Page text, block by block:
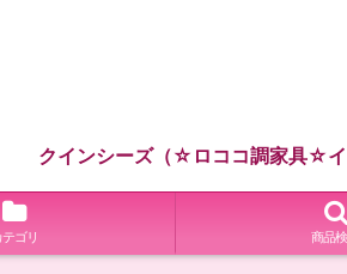
クインシーズ（☆ロココ調家具☆
テゴリ 商品